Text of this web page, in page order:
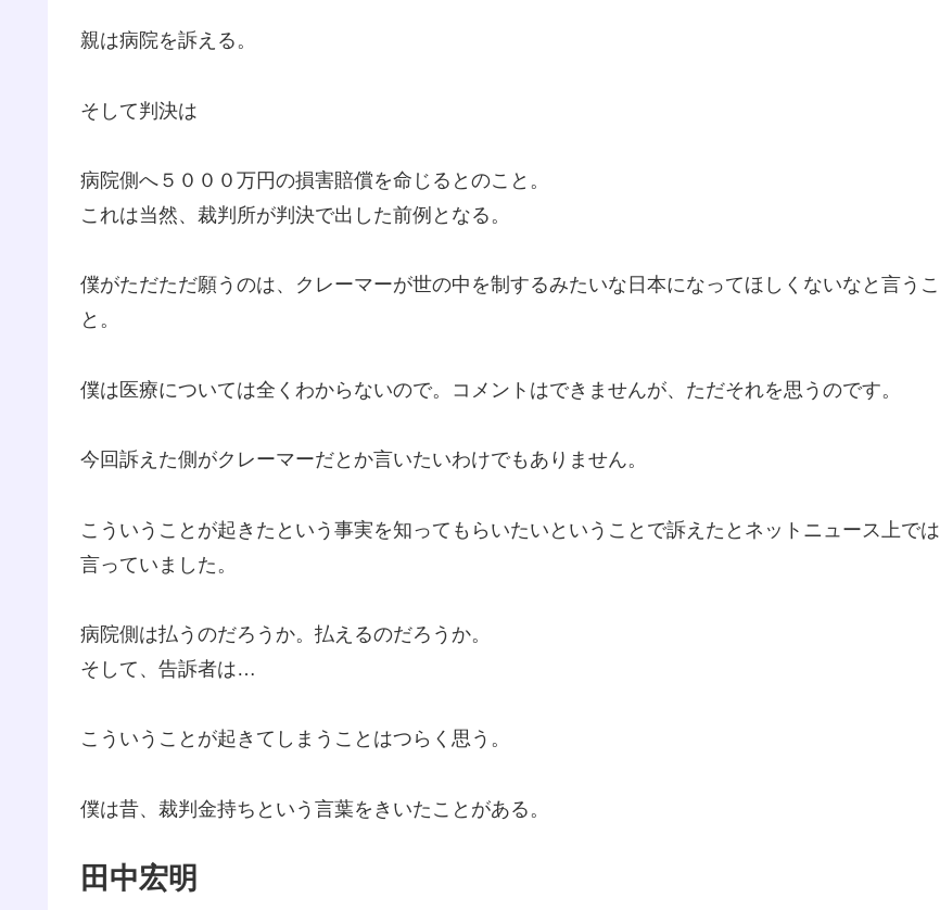
親は病院を訴える。
そして判決は
病院側へ５０００万円の損害賠償を命じるとのこと。
これは当然、裁判所が判決で出した前例となる。
僕がただただ願うのは、クレーマーが世の中を制するみたいな日本になってほしくないなと言うこ
と。
僕は医療については全くわからないので。コメントはできませんが、ただそれを思うのです。
今回訴えた側がクレーマーだとか言いたいわけでもありません。
こういうことが起きたという事実を知ってもらいたいということで訴えたとネットニュース上では
言っていました。
病院側は払うのだろうか。払えるのだろうか。
そして、告訴者は…
こういうことが起きてしまうことはつらく思う。
僕は昔、裁判金持ちという言葉をきいたことがある。
田中宏明